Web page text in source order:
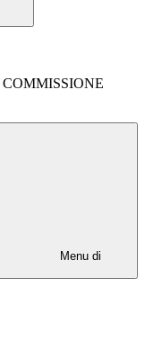
Menu di